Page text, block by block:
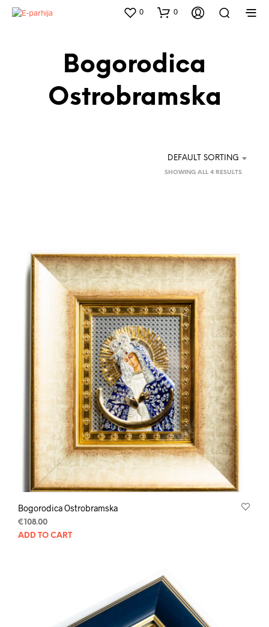
0 0
Bogorodica
Ostrobramska
DEFAULT SORTING
SHOWING ALL 4 RESULTS
Bogorodica Ostrobramska
€108.00
ADD TO CART